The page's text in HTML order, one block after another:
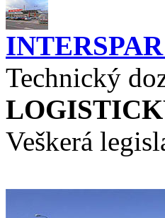
Technický
Veškerá